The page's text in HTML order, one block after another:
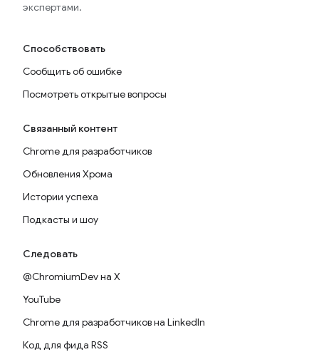
экспертами.
Способствовать
Сообщить об ошибке
Посмотреть открытые вопросы
Связанный контент
Chrome для разработчиков
Обновления Хрома
Истории успеха
Подкасты и шоу
Следовать
@ChromiumDev на X
YouTube
Chrome для разработчиков на LinkedIn
Код для фида RSS